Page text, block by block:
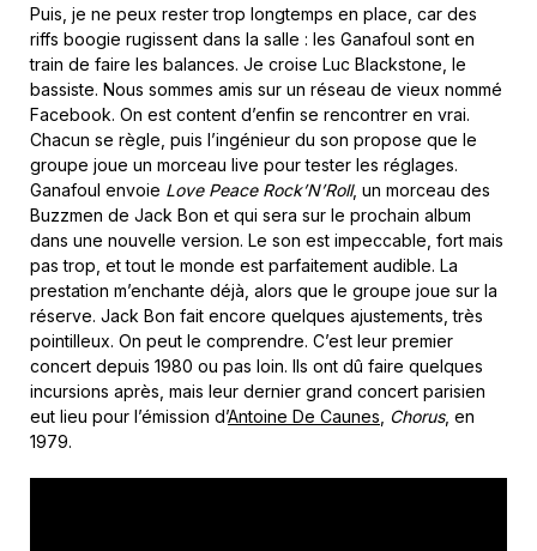
Puis, je ne peux rester trop longtemps en place, car des
riffs boogie rugissent dans la salle : les Ganafoul sont en
train de faire les balances. Je croise Luc Blackstone, le
bassiste. Nous sommes amis sur un réseau de vieux nommé
Facebook. On est content d’enfin se rencontrer en vrai.
Chacun se règle, puis l’ingénieur du son propose que le
groupe joue un morceau live pour tester les réglages.
Ganafoul envoie Love Peace Rock’N’Roll, un morceau des
Buzzmen de Jack Bon et qui sera sur le prochain album
dans une nouvelle version. Le son est impeccable, fort mais
pas trop, et tout le monde est parfaitement audible. La
prestation m’enchante déjà, alors que le groupe joue sur la
réserve. Jack Bon fait encore quelques ajustements, très
pointilleux. On peut le comprendre. C’est leur premier
concert depuis 1980 ou pas loin. Ils ont dû faire quelques
incursions après, mais leur dernier grand concert parisien
eut lieu pour l’émission d’Antoine De Caunes Chorus, en
1979.